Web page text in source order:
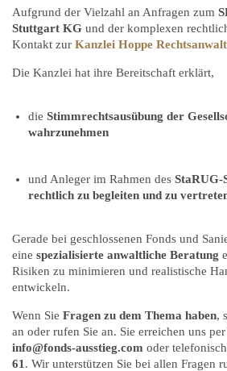
Aufgrund der Vielzahl an Anfragen zum
Stuttgart KG und der komplexen
Kontakt zur Kanzlei Hoppe Rechtsanwalt
Die Kanzlei hat ihre Bereitschaft erklärt,
die Stimmrechtsausübung der
wahrzunehmen
und Anleger im Rahmen des StaRUG-
rechtlich zu begleiten und zu
Gerade bei geschlossenen Fonds und
eine spezialisierte anwaltliche Beratung
Risiken zu minimieren und realistische
entwickeln.
Wenn Sie Fragen zu dem Thema haben,
an oder rufen Sie an. Sie erreichen uns
info@fonds-ausstieg.com oder
61 . Wir unterstützen Sie bei allen Fragen